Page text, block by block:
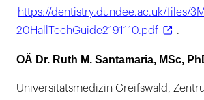
https://dentistry.dundee.ac.uk/files/
20HallTechGuide2191110.pdf
.
OÄ Dr. Ruth M. Santamaria, MSc,
Universitätsmedizin Greifswald,